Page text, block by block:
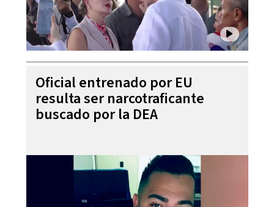
Oficial entrenado por EU
resulta ser narcotraficante
buscado por la DEA